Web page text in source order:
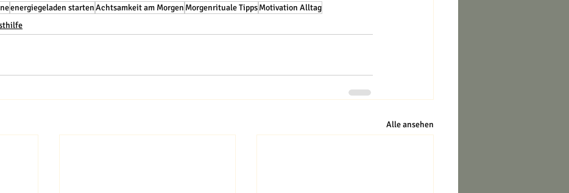
energiegeladen startenAchtsamkeit am Morgen Morgenrituale TippsMotivation Alltag
Alle ansehen